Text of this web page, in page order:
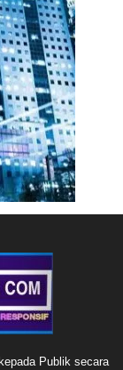
Publik secara